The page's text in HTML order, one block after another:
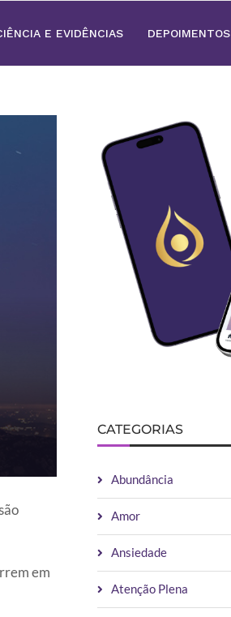
E EVIDÊNCIAS DEPOIMENTOS
em
CATEGORIAS
Abundância
Amor
Ansiedade
Atenção Plena